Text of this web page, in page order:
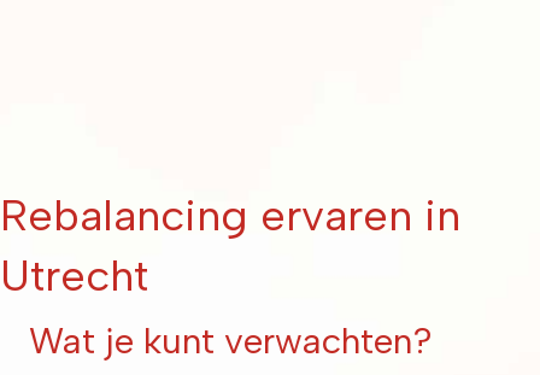
Rebalancing ervaren in
Utrecht
Wat je kunt verwachten?